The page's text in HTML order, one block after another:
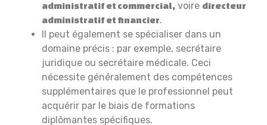
administratif et commercial, voire directeur
administratif et financier.
Il peut également se spécialiser dans un
domaine précis : par exemple, secrétaire
juridique ou secrétaire médicale. Ceci
nécessite généralement des compétences
supplémentaires que le professionnel peut
acquérir par le biais de formations
diplômantes spécifiques.